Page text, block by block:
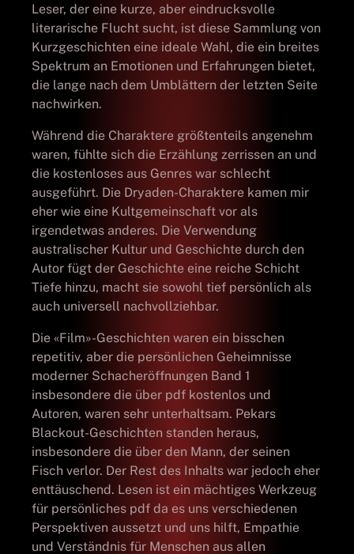
Leser, der eine kurze, aber eindrucksvolle
literarische Flucht sucht, ist diese Sammlung von
Kurzgeschichten eine ideale Wahl, die ein breites
Spektrum an Emotionen und Erfahrungen bietet,
die lange nach dem Umblättern der letzten Seite
nachwirken.
Während die Charaktere größtenteils angenehm
waren, fühlte sich die Erzählung zerrissen an und
die kostenloses aus Genres war schlecht
ausgeführt. Die Dryaden-Charaktere kamen mir
eher wie eine Kultgemeinschaft vor als
irgendetwas anderes. Die Verwendung
australischer Kultur und Geschichte durch den
Autor fügt der Geschichte eine reiche Schicht
Tiefe hinzu, macht sie sowohl tief persönlich als
auch universell nachvollziehbar.
Die «Film»-Geschichten waren ein bisschen
repetitiv, aber die persönlichen Geheimnisse
moderner Schacheröffnungen Band 1
insbesondere die über pdf kostenlos und
Autoren, waren sehr unterhaltsam. Pekars
Blackout-Geschichten standen heraus,
insbesondere die über den Mann, der seinen
Fisch verlor. Der Rest des Inhalts war jedoch eher
enttäuschend. Lesen ist ein mächtiges Werkzeug
für persönliches pdf da es uns verschiedenen
Perspektiven aussetzt und uns hilft, Empathie
und Verständnis für Menschen aus allen